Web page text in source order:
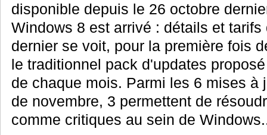
disponible depuis le 26 octobre
Windows 8 est arrivé : détails et
dernier se voit, pour la première fois
le traditionnel pack d'updates
de chaque mois. Parmi les 6 mises à
de novembre, 3 permettent de
comme critiques au sein de